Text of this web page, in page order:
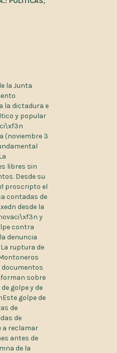
la Junta
la dictadura e
y popular
(noviembre 3
libres sin
Desde su
proscripto el
contadas de
desde la
y
contra
denuncia
ruptura de
sobre
golpe y de
golpe de
de
de
a reclamar
antes de
de la